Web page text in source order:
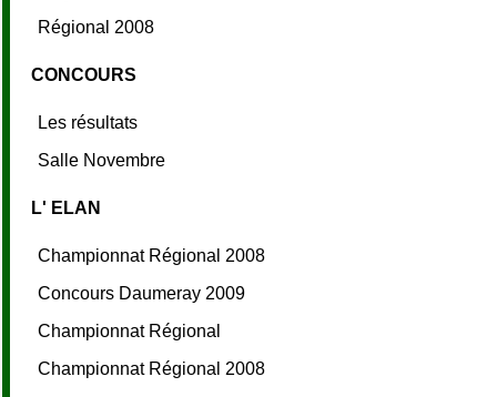
Régional 2008
CONCOURS
Les résultats
Salle Novembre
L' ELAN
Championnat Régional 2008
Concours Daumeray 2009
Championnat Régional
Championnat Régional 2008